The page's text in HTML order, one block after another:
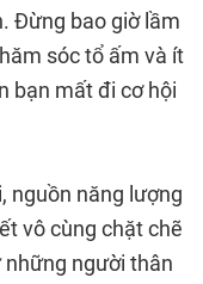
Đừng bao giờ lầm
sóc tổ ấm và ít
bạn mất đi cơ hội
nguồn năng lượng
vô cùng chặt chẽ
người thân